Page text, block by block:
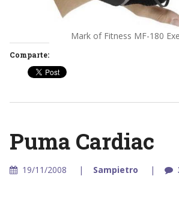
Mark of Fitness MF-180
Comparte:
Puma Cardiac
19/11/2008 Sampietro